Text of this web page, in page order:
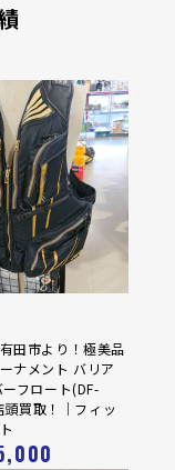
田市より！極美品
ナメント バリア
フロート(DF-
買取！｜フィッ